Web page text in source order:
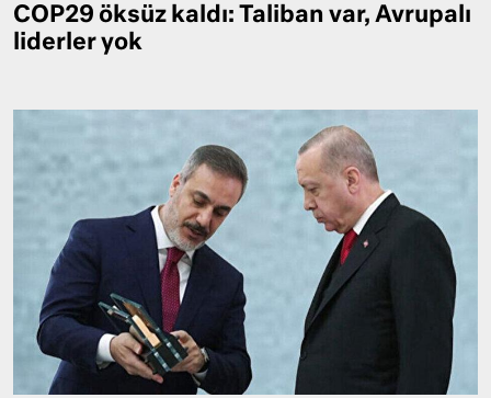
COP29 öksüz kaldı: Taliban var, Avrupalı
liderler yok